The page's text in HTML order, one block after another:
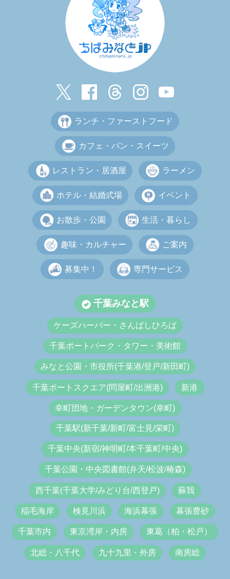
ランチ・ファーストフード
カフェ・パン・スイーツ
レストラン・居酒屋 ラーメン
ホテル・結婚式場 イベント
お散歩・公園 生活・暮らし
趣味・カルチャー ご案内
募集中！ 専門サービス
千葉みなと駅
ケーズハーバー・さんばしひろば
千葉ポートパーク・タワー・美術館
みなと公園・市役所(千葉港/登戸/新田町)
千葉ポートスクエア(問屋町/出洲港) 新港
幸町団地・ガーデンタウン(幸町)
千葉駅(新千葉/新町/富士見/栄町)
千葉中央(新宿/神明町/本千葉町/中央)
千葉公園・中央図書館(弁天/松波/椿森)
西千葉(千葉大学/みどり台/西登戸) 蘇我
稲毛海岸 検見川浜 海浜幕張 幕張豊砂
千葉市内 東京湾岸・内房 東葛（柏・松戸）
北総・八千代 九十九里・外房 南房総